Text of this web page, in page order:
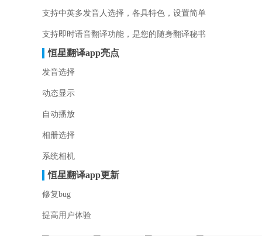
支持中英多发音人选择，各具特色，设置简单
支持即时语音翻译功能，是您的随身翻译秘书
恒星翻译app亮点
发音选择
动态显示
自动播放
相册选择
系统相机
恒星翻译app更新
修复bug
提高用户体验